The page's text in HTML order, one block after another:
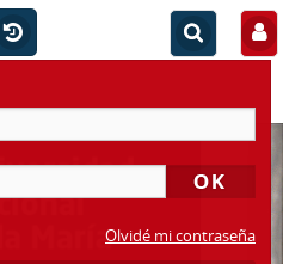
Olvidé mi contraseña